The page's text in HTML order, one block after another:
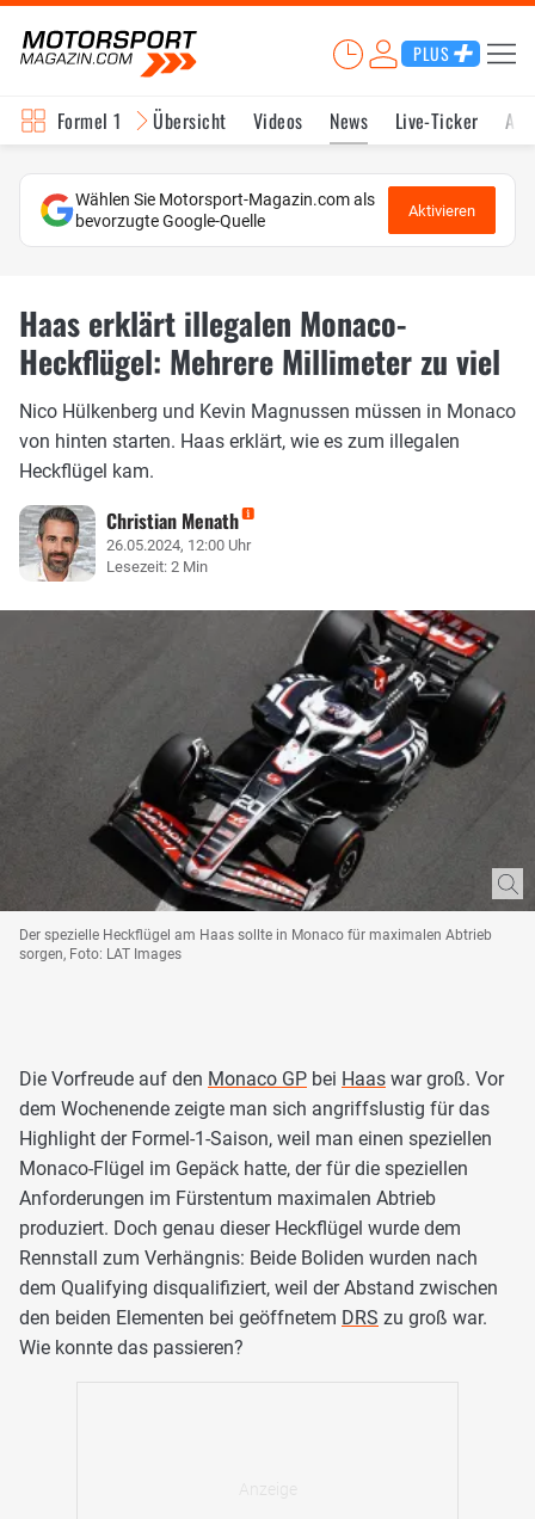
PLUS
Formel 1 Übersicht Videos News Live-Ticker
Wählen Sie Motorsport-Magazin.com als
bevorzugte Google-Quelle
Aktivieren
Haas erklärt illegalen Monaco-
Heckflügel: Mehrere Millimeter zu viel
Nico Hülkenberg und Kevin Magnussen müssen in Monaco
von hinten starten. Haas erklärt, wie es zum illegalen
Heckflügel kam.
Christian Menath
26.05.2024, 12:00 Uhr
Lesezeit: 2 Min
Der spezielle Heckflügel am Haas sollte in Monaco für maximalen Abtrieb
sorgen, Foto: LAT Images
Die Vorfreude auf den Monaco GP bei Haas war groß. Vor
dem Wochenende zeigte man sich angriffslustig für das
Highlight der Formel-1-Saison, weil man einen speziellen
Monaco-Flügel im Gepäck hatte, der für die speziellen
Anforderungen im Fürstentum maximalen Abtrieb
produziert. Doch genau dieser Heckflügel wurde dem
Rennstall zum Verhängnis: Beide Boliden wurden nach
dem Qualifying disqualifiziert, weil der Abstand zwischen
den beiden Elementen bei geöffnetem DRS zu groß war.
Wie konnte das passieren?